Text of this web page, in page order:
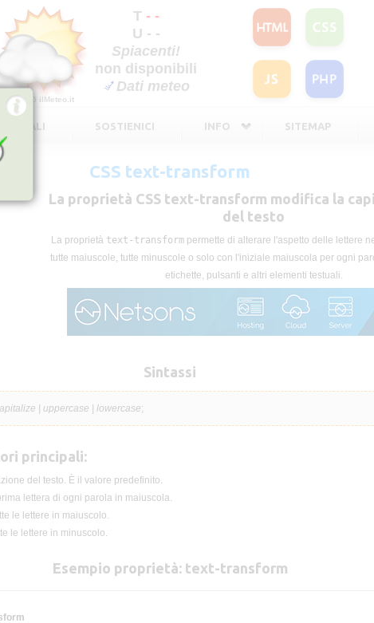
T - -
U - -
Spiacenti!
non disponibili
Dati meteo
©2026 ilMeteo.it
LEGALI SOSTIENICI INFO SITEMAP
CSS text-transform
La proprietà CSS text-transform modifica la
del testo
La proprietà text-transformpermette di alterare l'aspetto delle lettere
tutte maiuscole, tutte minuscole o solo con l'iniziale maiuscola per ogni
etichette, pulsanti e altri elementi testuali.
Sintassi
| uppercase | lowercase;
principali:
del testo. È il valore predefinito.
lettera di ogni parola in maiuscola.
le lettere in maiuscolo.
le lettere in minuscolo.
Esempio proprietà: text-transform